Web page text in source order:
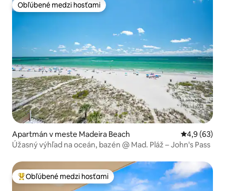
Obľúbené medzi hosťami
Obľúbené medzi hosťami
Apartmán v meste Madeira Beach Priemerné
4,9 (63)
Úžasný výhľad na oceán, bazén @ Mad. Pláž – John's Pass
Najobľúbenejšie medzi hosťami
Obľúbené medzi hosťami